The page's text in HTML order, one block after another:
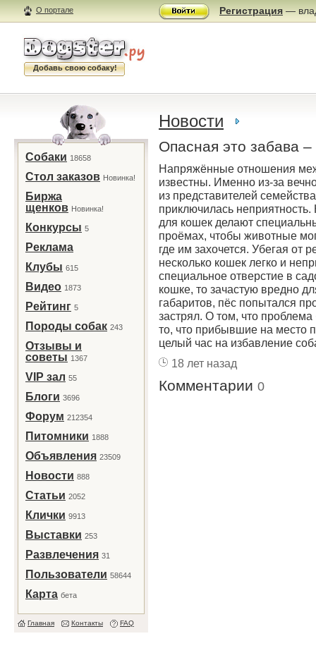
О портале Регистрация —
Добавь свою собаку!
Собаки 18658
Стол заказов Новинка!
Биржа
щенков Новинка!
Конкурсы 5
Реклама
Клубы 615
Видео 1873
Рейтинг 5
Породы собак 243
Отзывы и
советы 1367
VIP зал 55
Блоги 3696
Форум 212354
Питомники 1888
Объявления 23509
Новости 888
Статьи 2052
Клички 9913
Выставки 253
Развлечения 31
Пользователи 58644
Карта бета
Главная Контакты FAQ
Новости
Опасная это забава
Напряжённые отношения
известны. Именно из-за
из представителей
приключилась
для кошек делают
проёмах, чтобы животные
где им захочется. Убегая от
несколько кошек легко и
специальное отверстие в
кошке, то зачастую вредно
габаритов, пёс попытался
застрял. О том, что
то, что прибывшие на место
целый час на избавление
18 лет назад
Комментарии 0